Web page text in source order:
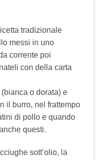
tradizionale
messi in uno
corrente poi
con della carta
o dorata) e
il burro, nel frattempo
di pollo e quando
questi.
sott’olio, la